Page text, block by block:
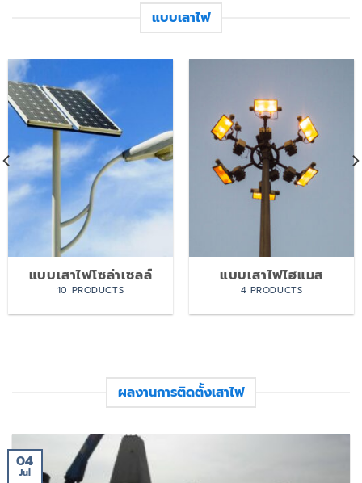
แบบเสาไฟ
แบบเสาไฟโซล่าเซลล์
10 PRODUCTS
แบบเสาไฟไฮแมส
4 PRODUCTS
ผลงานการติดตั้งเสาไฟ
04
Jul